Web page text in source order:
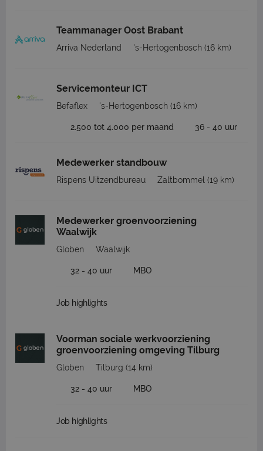
Teammanager Oost Brabant
Arriva Nederland 's-Hertogenbosch (16 km)
Servicemonteur ICT
Befaflex 's-Hertogenbosch (16 km)
2.500 tot 4.000 per maand 36 - 40 uur
Medewerker standbouw
Rispens Uitzendbureau Zaltbommel (19 km)
Medewerker groenvoorziening
Waalwijk
Globen Waalwijk
32 - 40 uur MBO
Job highlights
Voorman sociale werkvoorziening
groenvoorziening omgeving Tilburg
Globen Tilburg (14 km)
32 - 40 uur MBO
Job highlights